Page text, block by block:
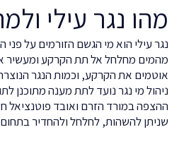
מהו נגר עילי
נגר עילי הוא מי הגשם הזורמים על
מהמים מחלחל אל תת הקרקע ומעשיר
אוטמים את הקרקע, וכמות הנגר
ניהול מי נגר נועד לתת מענה מתוכנן
ההצפה במורד הזרם ואובד פוטנציאל
שניתן להשהות, לחלחל ולהחדיר